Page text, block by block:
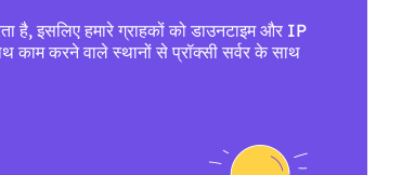
है, इसलिए हमारे ग्राहकों को डाउनटाइम और IP
काम करने वाले स्थानों से प्रॉक्सी सर्वर के साथ